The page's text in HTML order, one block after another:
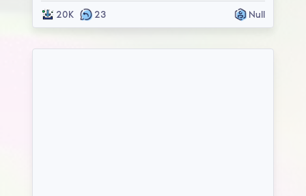
20K 23 Null